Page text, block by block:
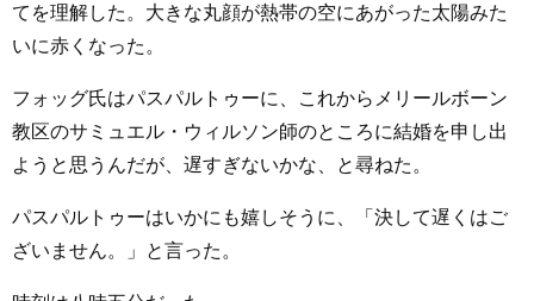
てを理解した。大きな丸顔が熱帯の空にあがった太陽みた
いに赤くなった。
フォッグ氏はパスパルトゥーに、これからメリールボーン
教区のサミュエル・ウィルソン師のところに結婚を申し出
ようと思うんだが、遅すぎないかな、と尋ねた。
パスパルトゥーはいかにも嬉しそうに、「決して遅くはご
ざいません。」と言った。